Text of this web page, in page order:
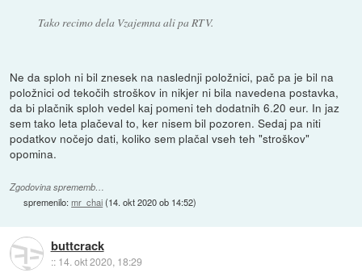
Tako recimo dela Vzajemna ali pa RTV.
Ne da sploh ni bil znesek na naslednji položnici, pač pa je bil na
položnici od tekočih stroškov in nikjer ni bila navedena postavka,
da bi plačnik sploh vedel kaj pomeni teh dodatnih 6.20 eur. In jaz
sem tako leta plačeval to, ker nisem bil pozoren. Sedaj pa niti
podatkov nočejo dati, koliko sem plačal vseh teh "stroškov"
opomina.
Zgodovina sprememb…
spremenilo:mr_chai(14. okt 2020 ob 14:52)
buttcrack
:: 14. okt 2020, 18:29